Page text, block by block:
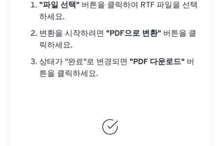
"파일 선택" 버튼을 클릭하여 RTF 파일을 선택
하세요.
변환을 시작하려면 "PDF으로 변환" 버튼을 클
릭하세요.
상태가 "완료"로 변경되면 "PDF 다운로드" 버
튼을 클릭하세요.